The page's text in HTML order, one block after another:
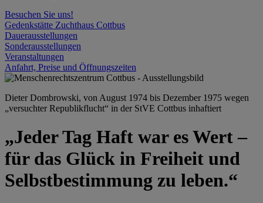
Besuchen Sie uns!
Gedenkstätte Zuchthaus Cottbus
Dauerausstellungen
Sonderausstellungen
Veranstaltungen
Anfahrt, Preise und Öffnungszeiten
Dieter Dombrowski, von August 1974 bis Dezember 1975 wegen
„versuchter Republikflucht“ in der StVE Cottbus inhaftiert
„Jeder Tag Haft war es Wert –
für das Glück in Freiheit und
Selbstbestimmung zu leben.“